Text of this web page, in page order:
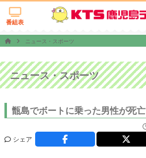
番組表
ニュース・スポーツ
ニュース・スポーツ
甑島でボートに乗った男性が死亡
シェア